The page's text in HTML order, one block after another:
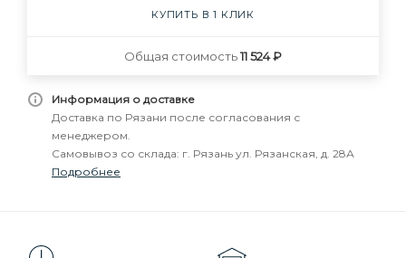
КУПИТЬ В 1 КЛИК
Общая стоимость11 524 ₽
Информация о доставке
Доставка по Рязани после согласования с
менеджером.
Самовывоз со склада: г. Рязань ул. Рязанская, д. 28А
Подробнее